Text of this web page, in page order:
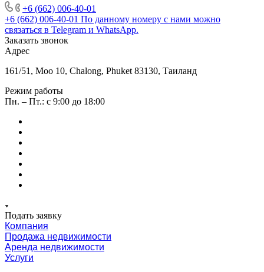
+6 (662) 006-40-01
+6 (662) 006-40-01 По данному номеру с нами можно
связаться в Telegram и WhatsApp.
Заказать звонок
Адрес
161/51, Moo 10, Chalong, Phuket 83130, Таиланд
Режим работы
Пн. – Пт.: с 9:00 до 18:00
Подать заявку
Компания
Продажа недвижимости
Аренда недвижимости
Услуги